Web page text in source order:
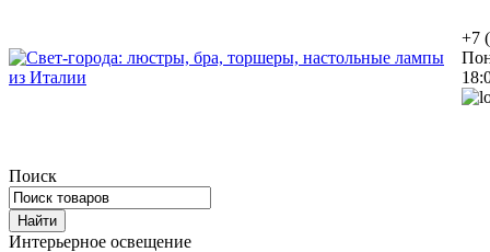
+7
Поиск
Интерьерное освещение